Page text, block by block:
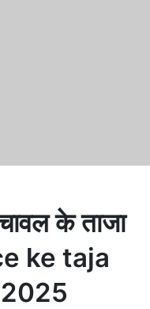
के ताजा
ke taja